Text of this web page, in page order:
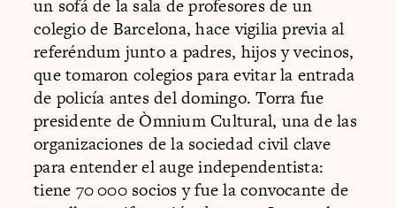
un sofá de la sala de profesores de un
colegio de Barcelona, hace vigilia previa al
referéndum junto a padres, hijos y vecinos,
que tomaron colegios para evitar la entrada
de policía antes del domingo. Torra fue
presidente de Òmnium Cultural, una de las
organizaciones de la sociedad civil clave
para entender el auge independentista:
tiene 70 000 socios y fue la convocante de